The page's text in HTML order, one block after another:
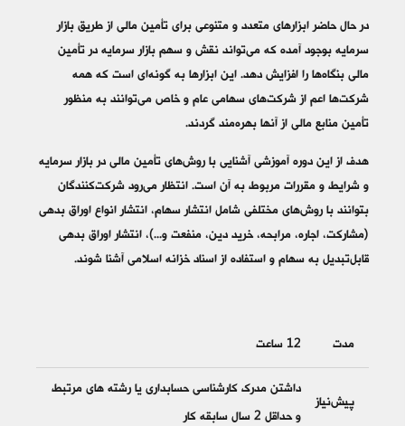
در حال حاضر ابزارهای متعدد و متنوعی برای تأمین مالی از طریق بازار
سرمایه بوجود آمده که می‌­تواند نقش و سهم بازار سرمایه در تأمین
مالی بنگاه‌ها را افزایش دهد. این ابزارها به­ گونه‌­ای است که همه
شرکت‌­ها اعم از شرکت‌­های سهامی عام و خاص می‌­توانند به منظور
تأمین منابع مالی از آن­ها بهره‌­مند گردند.
هدف از این دوره آموزشی آشنایی با روش‌­های تأمین مالی در بازار سرمایه
و شرایط و مقررات مربوط به آن است. انتظار می­‌رود شرکت‌­کنندگان
بتوانند با روش‌ها­ی مختلفی شامل انتشار سهام، انتشار انواع اوراق بدهی
(مشارکت، اجاره، مرابحه، خرید دین، منفعت و...)، انتشار اوراق بدهی
قابل‌تبدیل به سهام و استفاده از اسناد خزانه اسلامی آشنا شوند.
مدت 12 ساعت
پیش‌نیاز
داشتن مدرک کارشناسی حسابداری یا رشته های مرتبط
و حداقل 2 سال سابقه کار